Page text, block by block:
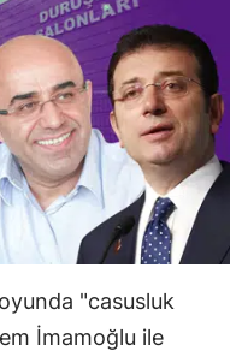
"casusluk
İmamoğlu ile